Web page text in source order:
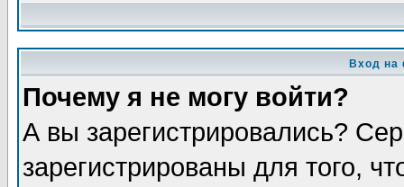
Вход на
Почему я не могу войти?
А вы зарегистрировались?
зарегистрированы для того,